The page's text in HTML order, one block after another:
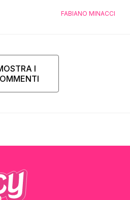
FABIANO MINACCI
I